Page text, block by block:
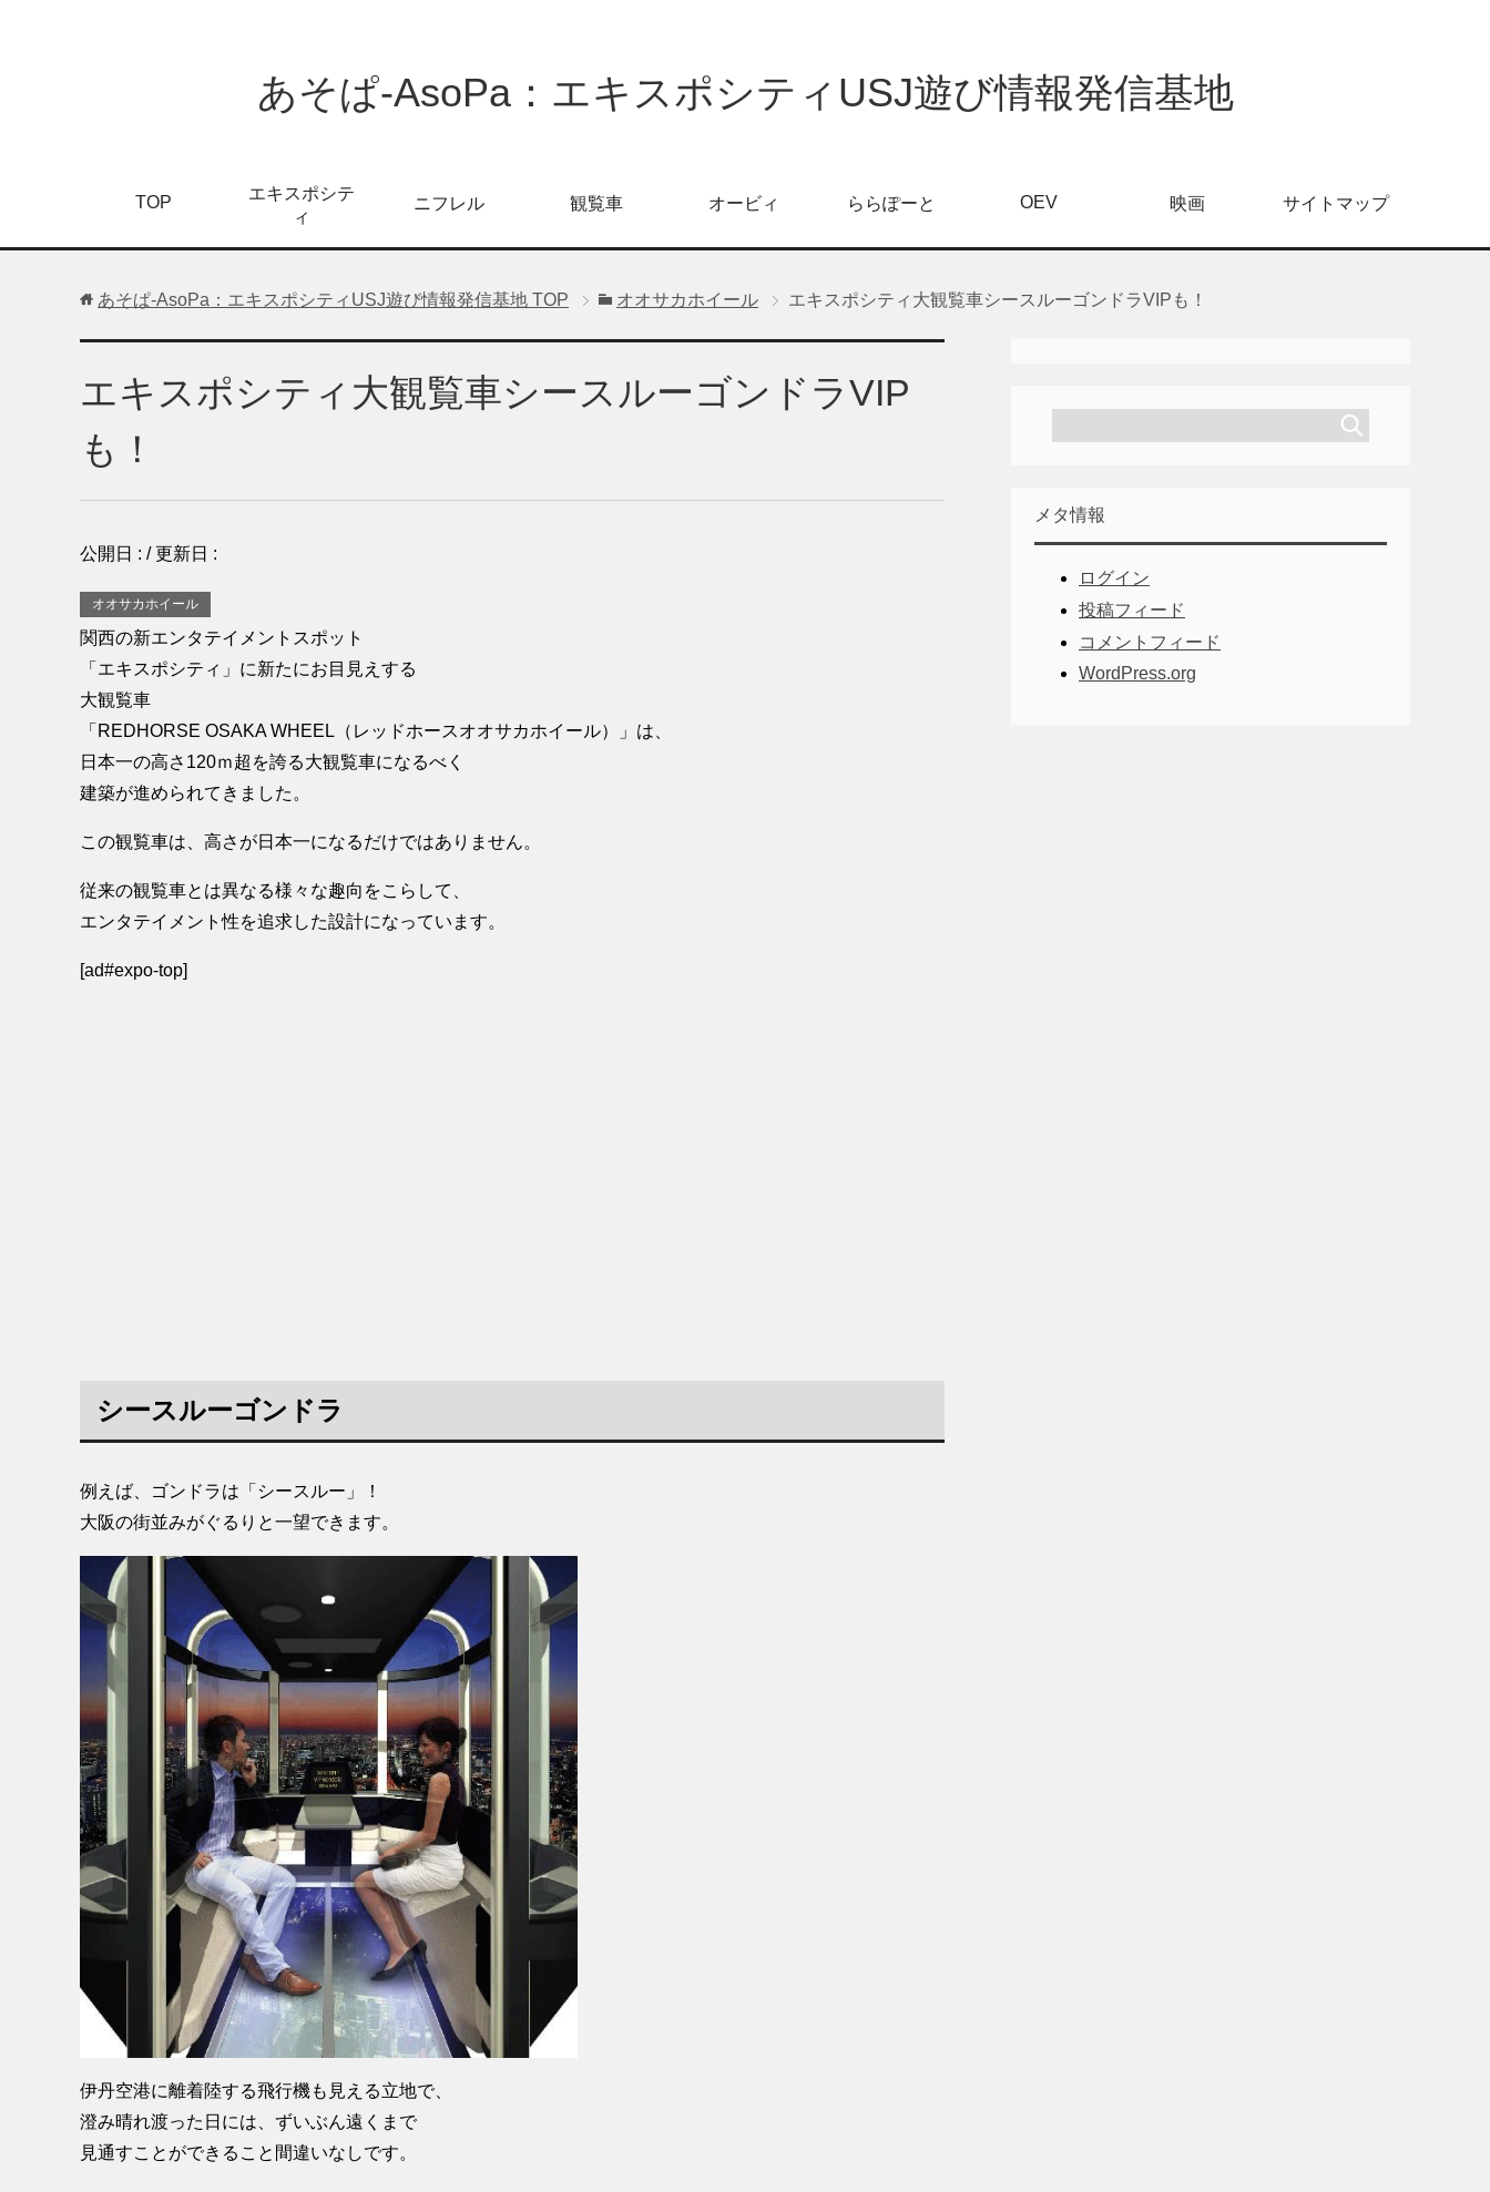
あそぱ-AsoPa：エキスポシティUSJ遊び情報発信基地
TOP
エキスポシテ
ィ
ニフレル 観覧車 オービィ ららぽーと OEV 映画 サイトマップ
あそぱ-AsoPa：エキスポシティUSJ遊び情報発信基地 TOP オオサカホイール エキスポシティ大観覧車シースルーゴンドラVIPも！
エキスポシティ大観覧車シースルーゴンドラVIP
も！
公開日 : / 更新日 :
オオサカホイール
関西の新エンタテイメントスポット
「エキスポシティ」に新たにお目見えする
大観覧車
「REDHORSE OSAKA WHEEL（レッドホースオオサカホイール）」は、
日本一の高さ120ｍ超を誇る大観覧車になるべく
建築が進められてきました。
この観覧車は、高さが日本一になるだけではありません。
従来の観覧車とは異なる様々な趣向をこらして、
エンタテイメント性を追求した設計になっています。
[ad#expo-top]
シースルーゴンドラ
例えば、ゴンドラは「シースルー」！
大阪の街並みがぐるりと一望できます。
伊丹空港に離着陸する飛行機も見える立地で、
澄み晴れ渡った日には、ずいぶん遠くまで
見通すことができること間違いなしです。
メタ情報
ログイン
投稿フィード
コメントフィード
WordPress.org